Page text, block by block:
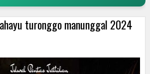
turonggo manunggal 2024